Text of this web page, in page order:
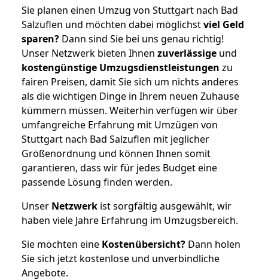
Sie planen einen Umzug von Stuttgart nach Bad
Salzuflen und möchten dabei möglichstviel Geld
sparen? Dann sind Sie bei uns genau richtig!
Unser Netzwerk bieten Ihnen zuverlässige und
kostengünstige Umzugsdienstleistungen zu
fairen Preisen, damit Sie sich um nichts anderes
als die wichtigen Dinge in Ihrem neuen Zuhause
kümmern müssen. Weiterhin verfügen wir über
umfangreiche Erfahrung mit Umzügen von
Stuttgart nach Bad Salzuflen mit jeglicher
Größenordnung und können Ihnen somit
garantieren, dass wir für jedes Budget eine
passende Lösung finden werden.
Unser Netzwerk ist sorgfältig ausgewählt, wir
haben viele Jahre Erfahrung im Umzugsbereich.
Sie möchten eine Kostenübersicht? Dann holen
Sie sich jetzt kostenlose und unverbindliche
Angebote.